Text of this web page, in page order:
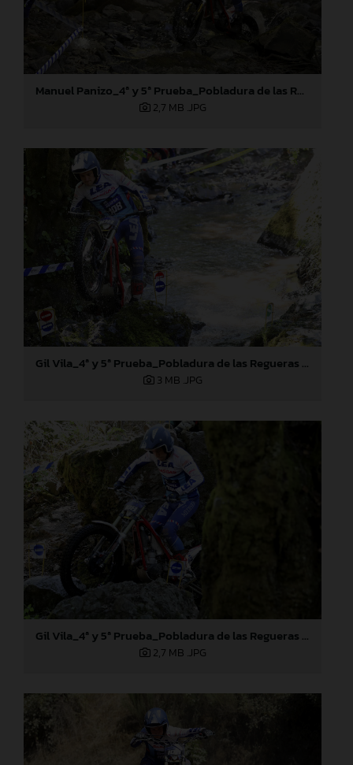
Manuel Panizo_4ª y 5ª Prueba_Pobladura de las Regueras (León)
2,7 MB .JPG
Gil Vila_4ª y 5ª Prueba_Pobladura de las Regueras (León)
3 MB .JPG
Gil Vila_4ª y 5ª Prueba_Pobladura de las Regueras (León)
2,7 MB .JPG